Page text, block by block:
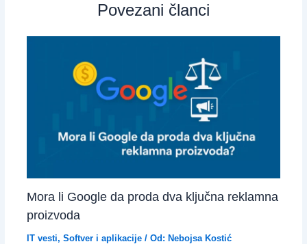
Povezani članci
Mora li Google da proda dva ključna reklamna
proizvoda
IT vesti, Softver i aplikacije/ Od: Nebojsa Kostić